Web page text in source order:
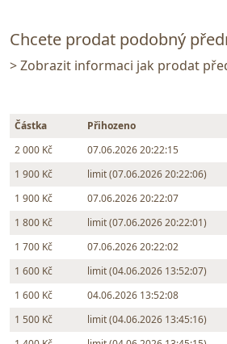
Chcete prodat podobný
> Zobrazit informaci jak prodat
Částka Přihozeno
2 000 Kč
07.06.2026 20:22:15
1 900 Kč
limit (07.06.2026 20:22:06)
1 900 Kč
07.06.2026 20:22:07
1 800 Kč
limit (07.06.2026 20:22:01)
1 700 Kč
07.06.2026 20:22:02
1 600 Kč
limit (04.06.2026 13:52:07)
1 600 Kč
04.06.2026 13:52:08
1 500 Kč
limit (04.06.2026 13:45:16)